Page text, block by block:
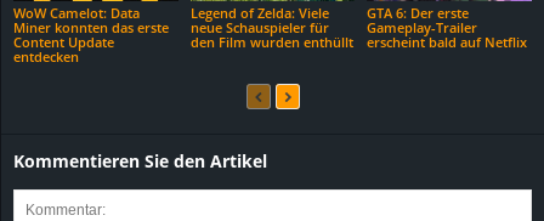
WoW Camelot: Data
Miner konnten das erste
Content Update
entdecken
Legend of Zelda: Viele
neue Schauspieler für
den Film wurden enthüllt
GTA 6: Der erste
Gameplay-Trailer
erscheint bald auf Netflix
Kommentieren Sie den Artikel